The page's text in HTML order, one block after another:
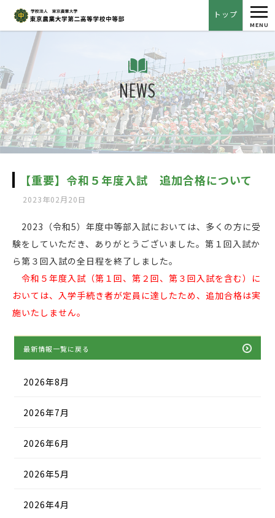
トップ
MENU
NEWS
【重要】令和５年度入試 追加合格について
2023年02月20日
2023（令和5）年度中等部入試においては、多くの方に受
験をしていただき、ありがとうございました。第１回入試か
ら第３回入試の全日程を終了しました。
令和５年度入試（第１回、第２回、第３回入試を含む）に
おいては、入学手続き者が定員に達したため、追加合格は実
施いたしません。
最新情報一覧に戻る
2026年8月
2026年7月
2026年6月
2026年5月
2026年4月